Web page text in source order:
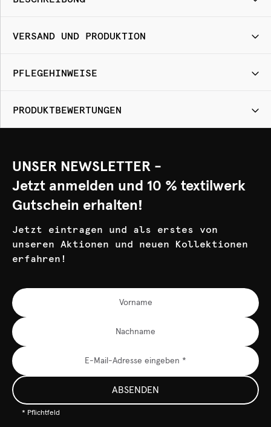
VERSAND UND PRODUKTION
PFLEGEHINWEISE
PRODUKTBEWERTUNGEN
UNSER NEWSLETTER -
Jetzt anmelden und 10 % textilwerk
Gutschein erhalten!
Jetzt eintragen und als erstes von
unseren Aktionen und neuen Kollektionen
erfahren!
ABSENDEN
* Pflichtfeld